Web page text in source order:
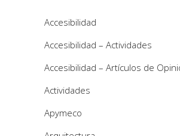
Accesibilidad
Accesibilidad – Actividades
Accesibilidad – Artículos de
Actividades
Apymeco